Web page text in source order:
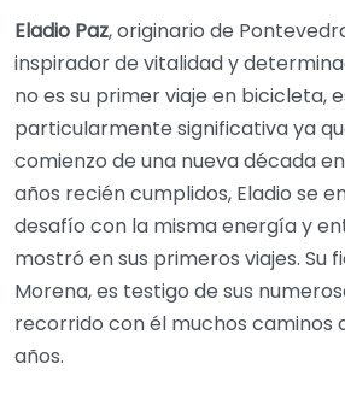
Eladio Paz, originario de
inspirador de vitalidad y
no es su primer viaje en bicicleta,
particularmente significativa ya
comienzo de una nueva década
años recién cumplidos, Eladio se
desafío con la misma energía y
mostró en sus primeros viajes. Su
Morena, es testigo de sus
recorrido con él muchos caminos
años.